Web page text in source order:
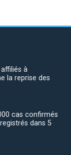
à
la reprise des
cas confirmés
dans 5